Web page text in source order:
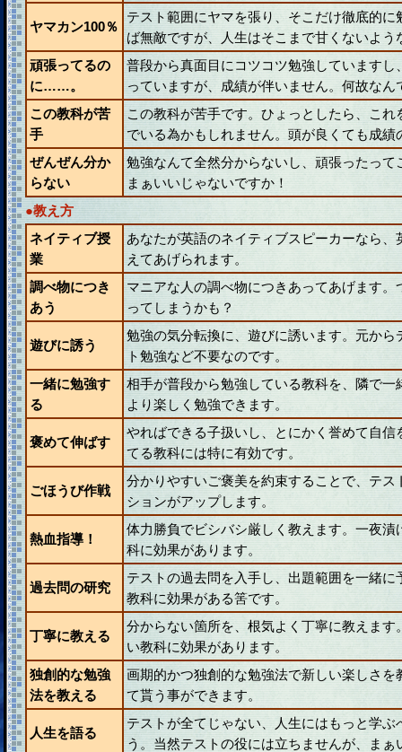
ヤマカン100％
テスト範囲にヤマを張り、そこだけ徹底的
ば無敵ですが、人生はそこまで甘くないよう
頑張ってるの
に……。
普段から真面目にコツコツ勉強しています
っていますが、成績が伴いません。何故なん
この教科が苦
手
この教科が苦手です。ひょっとしたら、こ
でいる為かもしれません。頭が良くても成
ぜんぜん分か
らない
勉強なんて全然分からないし、頑張ったっ
まぁいいじゃないですか！
●教え方
ネイティブ授
業
あなたが英語のネイティブスピーカーなら
えてあげられます。
調べ物につき
あう
マニアな人の調べ物につきあってあげます
ってしまうかも？
遊びに誘う
勉強の気分転換に、遊びに誘います。元か
ト勉強など不要なのです。
一緒に勉強す
る
相手が普段から勉強している教科を、隣で
より楽しく勉強できます。
褒めて伸ばす
やればできる子扱いし、とにかく誉めて自
てる教科には特に有効です。
ごほうび作戦
分かりやすいご褒美を約束することで、テ
ションがアップします。
熱血指導！
体力勝負でビシバシ厳しく教えます。一夜
科に効果があります。
過去問の研究
テストの過去問を入手し、出題範囲を一緒
教科に効果がある筈です。
丁寧に教える
分からない箇所を、根気よく丁寧に教えま
い教科に効果があります。
独創的な勉強
法を教える
画期的かつ独創的な勉強法で新しい楽しさ
て貰う事ができます。
人生を語る
テストが全てじゃない、人生にはもっと学
う。当然テストの役には立ちませんが、まぁ